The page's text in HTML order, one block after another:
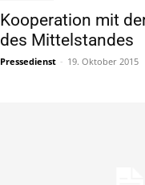
Kooperation mit
des Mittelstandes
Pressedienst - 19. Oktober 2015